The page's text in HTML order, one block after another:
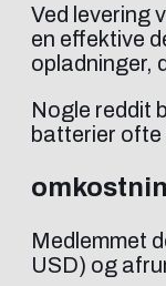
Ved levering
en effektive
opladninger,
Nogle reddit
batterier ofte
Medlemmet
USD) og